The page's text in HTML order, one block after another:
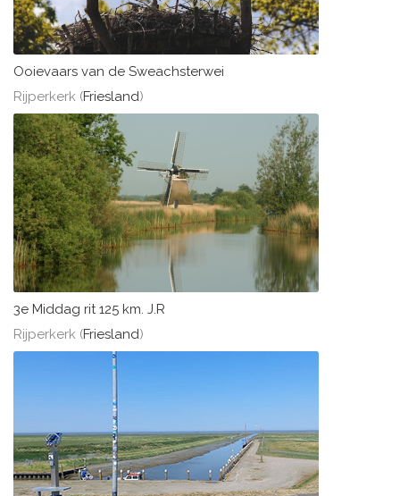
Ooievaars van de Sweachsterwei
Rijperkerk (Friesland)
3e Middag rit 125 km. J.R
Rijperkerk (Friesland)